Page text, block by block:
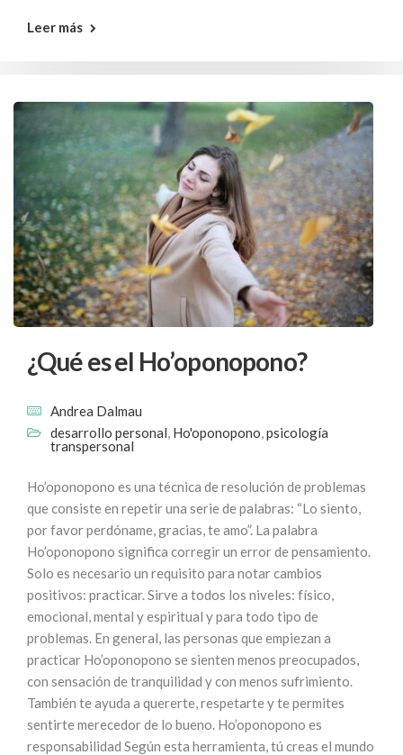
Leer más
¿Qué es el Ho’oponopono?
Andrea Dalmau
desarrollo personal, Ho'oponopono,psicología
transpersonal
Ho’oponopono es una técnica de resolución de problemas
que consiste en repetir una serie de palabras: “Lo siento,
por favor perdóname, gracias, te amo”. La palabra
Ho’oponopono significa corregir un error de pensamiento.
Solo es necesario un requisito para notar cambios
positivos: practicar. Sirve a todos los niveles: físico,
emocional, mental y espiritual y para todo tipo de
problemas. En general, las personas que empiezan a
practicar Ho’oponopono se sienten menos preocupados,
con sensación de tranquilidad y con menos sufrimiento.
También te ayuda a quererte, respetarte y te permites
sentirte merecedor de lo bueno. Ho’oponopono es
responsabilidad Según esta herramienta, tú creas el mundo